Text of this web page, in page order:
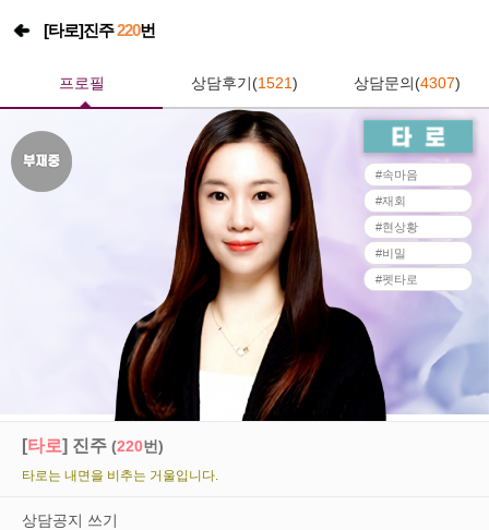
[타로]진주220번
프로필 상담후기(1521) 상담문의(4307)
#속마음
#재회
#현상황
#비밀
#펫타로
[타로] 진주 (220번)
타로는 내면을 비추는 거울입니다.
상담공지 쓰기